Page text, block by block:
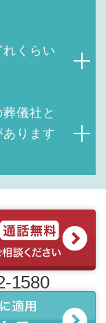
れくらい
儀社と
ります
1580